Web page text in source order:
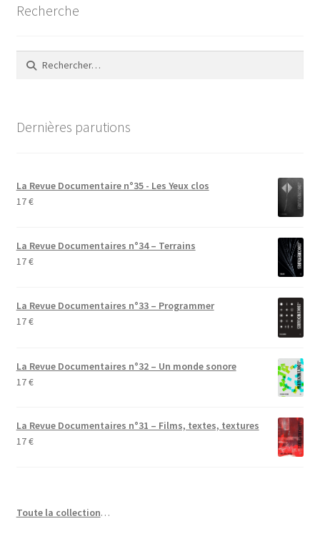
Recherche
Rechercher :
Dernières parutions
La Revue Documentaire n°35 - Les Yeux clos
17€
La Revue Documentaires n°34 – Terrains
17€
La Revue Documentaires n°33 – Programmer
17€
La Revue Documentaires n°32 – Un monde sonore
17€
La Revue Documentaires n°31 – Films, textes, textures
17€
Toute la collection…